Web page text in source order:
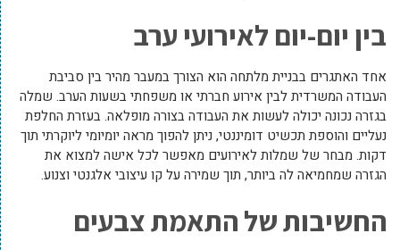
בין יום-יום לאירועי ערב
אחד האתגרים בבניית מלתחה הוא הצורך במעבר מהיר בין סביבת
העבודה המשרדית לבין אירוע חברתי או משפחתי בשעות הערב. שמלה
בגזרה נכונה יכולה לעשות את העבודה בצורה מופלאה. בעזרת החלפת
נעליים והוספת תכשיט דומיננטי, ניתן להפוך מראה יומיומי ליוקרתי תוך
דקות. מבחר של שמלות לאירועים מאפשר לכל אישה למצוא את
הגזרה שמחמיאה לה ביותר, תוך שמירה על קו עיצובי אלגנטי וצנוע.
החשיבות של התאמת צבעים